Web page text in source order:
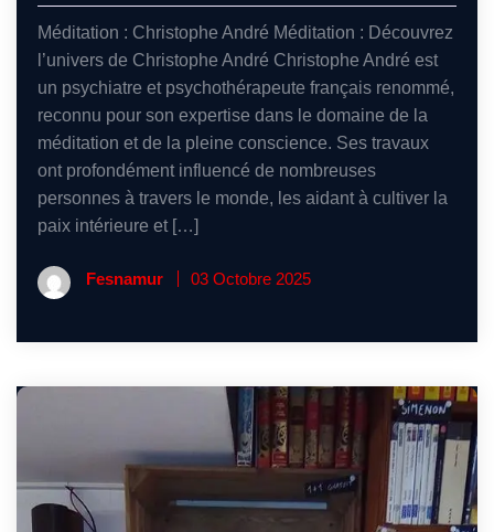
Méditation : Christophe André Méditation : Découvrez
l’univers de Christophe André Christophe André est
un psychiatre et psychothérapeute français renommé,
reconnu pour son expertise dans le domaine de la
méditation et de la pleine conscience. Ses travaux
ont profondément influencé de nombreuses
personnes à travers le monde, les aidant à cultiver la
paix intérieure et […]
Fesnamur 03 Octobre 2025